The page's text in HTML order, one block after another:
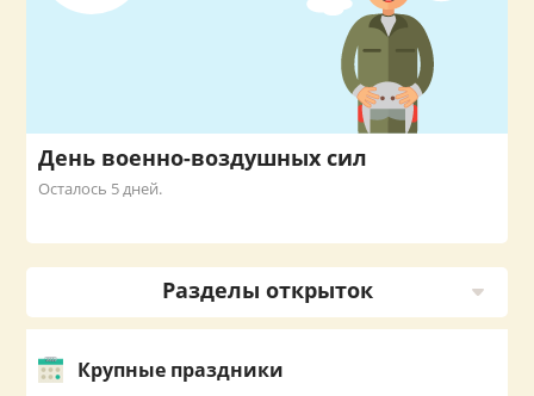
День военно-воздушных сил
Осталось 5 дней.
Разделы открыток
Крупные праздники